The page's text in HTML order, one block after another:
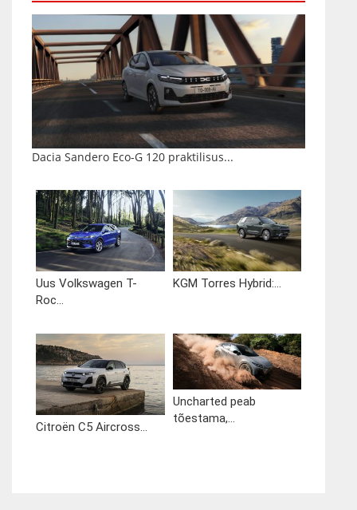
Dacia Sandero Eco-G 120 praktilisus...
Uus Volkswagen T-
Roc...
KGM Torres Hybrid:...
Citroën C5 Aircross...
Uncharted peab
tõestama,...